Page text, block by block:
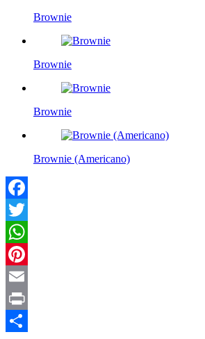
Brownie
Brownie
Brownie
Brownie (Americano)
Facebook
Twitter
WhatsApp
Pinterest
Email
Print